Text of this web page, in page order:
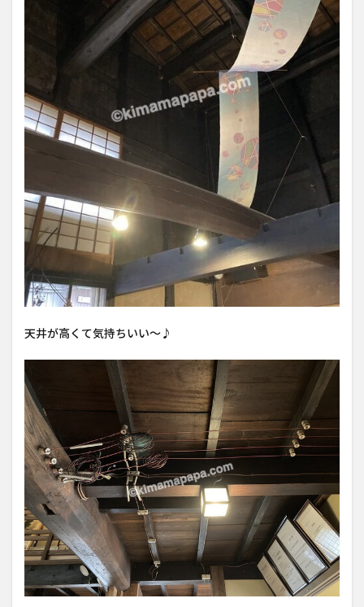
天井が高くて気持ちいい〜♪